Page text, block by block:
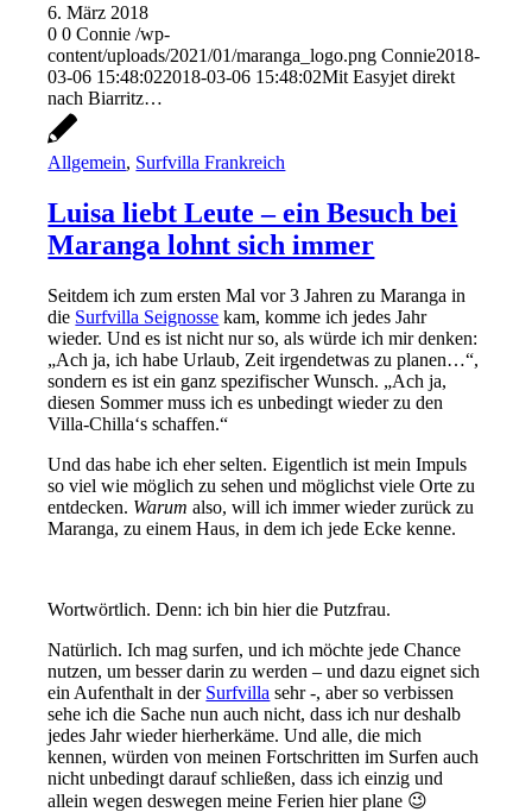
6. März 2018
0 0 Connie /wp-
content/uploads/2021/01/maranga_logo.png Connie2018-
03-06 15:48:022018-03-06 15:48:02Mit Easyjet direkt
nach Biarritz…
Allgemein, Surfvilla Frankreich
Luisa liebt Leute – ein Besuch bei
Maranga lohnt sich immer
Seitdem ich zum ersten Mal vor 3 Jahren zu Maranga in
die Surfvilla Seignosse kam, komme ich jedes Jahr
wieder. Und es ist nicht nur so, als würde ich mir denken:
„Ach ja, ich habe Urlaub, Zeit irgendetwas zu planen…“,
sondern es ist ein ganz spezifischer Wunsch. „Ach ja,
diesen Sommer muss ich es unbedingt wieder zu den
Villa-Chilla‘s schaffen.“
Und das habe ich eher selten. Eigentlich ist mein Impuls
so viel wie möglich zu sehen und möglichst viele Orte zu
entdecken. Warum also, will ich immer wieder zurück zu
Maranga, zu einem Haus, in dem ich jede Ecke kenne.
Wortwörtlich. Denn: ich bin hier die Putzfrau.
Natürlich. Ich mag surfen, und ich möchte jede Chance
nutzen, um besser darin zu werden – und dazu eignet sich
ein Aufenthalt in der Surfvilla sehr -, aber so verbissen
sehe ich die Sache nun auch nicht, dass ich nur deshalb
jedes Jahr wieder hierherkäme. Und alle, die mich
kennen, würden von meinen Fortschritten im Surfen auch
nicht unbedingt darauf schließen, dass ich einzig und
allein wegen deswegen meine Ferien hier plane 😉